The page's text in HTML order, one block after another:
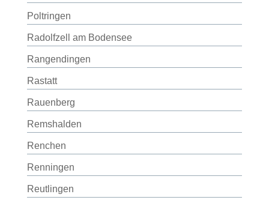
Poltringen
Radolfzell am Bodensee
Rangendingen
Rastatt
Rauenberg
Remshalden
Renchen
Renningen
Reutlingen